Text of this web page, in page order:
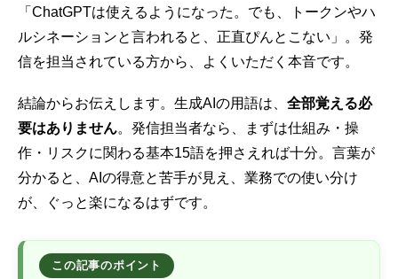
「 ChatGPTは使えるようになった。でも、トークンやハ
ルシネーションと言われると、正直ぴんとこない」。発
信を担当されている方から、よくいただく本音です。
結論からお伝えします。 生成AI の用語は、 全部覚える必
要はありません。発信担当者なら、まずは仕組み・操
作・リスクに関わる基本15語を押さえれば十分。言葉が
分かると、AIの得意と苦手が見え、 業務での使い分け
が、ぐっと楽になるはずです。